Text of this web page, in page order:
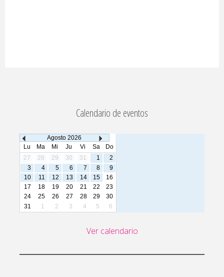
Calendario de eventos
Agosto 2026
Lu
Ma Mi Ju Vi Sa
Do
27
28 29 30 31 1
2
3
4 5 6 7 8
9
10
11 12 13 14 15
16
17
18 19 20 21 22
23
24
25 26 27 28 29
30
31
1 2 3 4 5 6
Ver calendario